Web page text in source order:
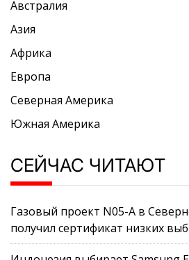
Австралия
Азия
Африка
Европа
Северная Америка
Южная Америка
СЕЙЧАС ЧИТАЮТ
Газовый проект N05-A в
получил сертификат низких